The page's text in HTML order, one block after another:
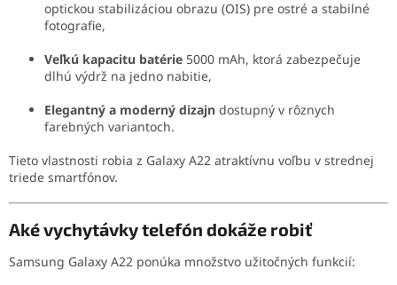
optickou stabilizáciou obrazu (OIS) pre ostré a stabilné
fotografie,
Veľkú kapacitu batérie 5000 mAh, ktorá zabezpečuje
dlhú výdrž na jedno nabitie,
Elegantný a moderný dizajn dostupný v rôznych
farebných variantoch.
Tieto vlastnosti robia z Galaxy A22 atraktívnu voľbu v strednej
triede smartfónov.
Aké vychytávky telefón dokáže robiť
Samsung Galaxy A22 ponúka množstvo užitočných funkcií: